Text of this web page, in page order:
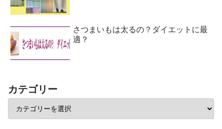
さつまいもは太るの？ダイエットに最
適？
カテゴリー